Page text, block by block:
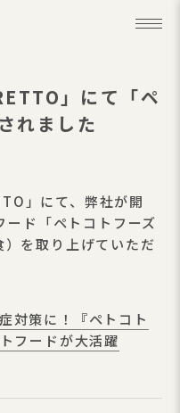
」にて「ペ
れました
」にて、弊社が開
ド「ペトコトフーズ
を取り上げていただ
対策に！『ペトコト
フードが大活躍